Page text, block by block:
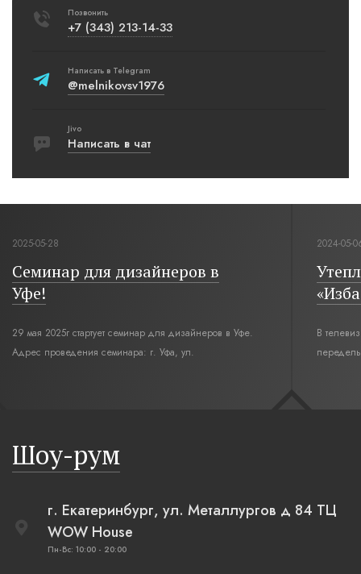
Позвонить
+7 (343) 213-14-33
Написать в Telegram
@melnikovsv1976
Jivo
Написать в чат
2025-05-28
Семинар для дизайнеров в
Уфе!
29 мая 2025г стартует семинар для дизайнеров в Уфе.
Адрес проведения семинара: г. Уфа, ул.
2024-05-
В
Шоу-рум
г. Екатеринбург, ул. Металлургов д 84 ТЦ
WOW House
Пн-Вс: 10:00 - 20:00